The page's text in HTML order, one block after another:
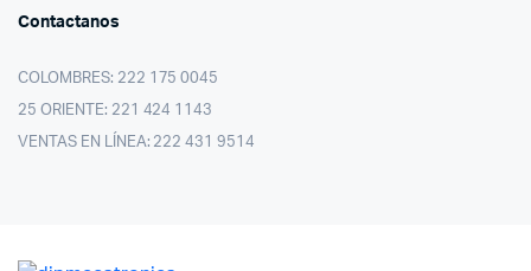
Contactanos
COLOMBRES: 222 175 0045
25 ORIENTE: 221 424 1143
VENTAS EN LÍNEA: 222 431 9514